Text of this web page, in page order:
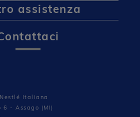
assistenza
Italiana
- Assago (MI)